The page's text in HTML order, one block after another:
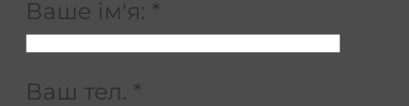
Ваше ім'я: *
Ваш тел. *